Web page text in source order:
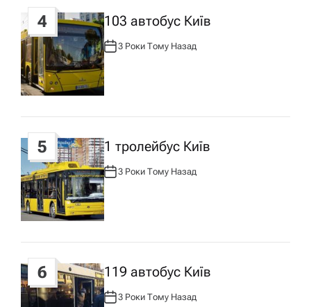
4 103 автобус Київ
А
В
Т
О
Р
:
3 Роки Тому Назад
5 1 тролейбус Київ
А
В
Т
О
Р
:
3 Роки Тому Назад
6 119 автобус Київ
А
3 Роки Тому Назад